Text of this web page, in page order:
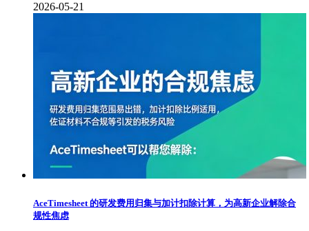
2026-05-21
AceTimesheet 的研发费用归集与加计扣除计算，为高新企业解除合
规性焦虑